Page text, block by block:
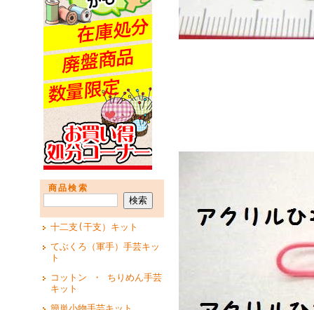
商品検索
十二支(干支）キット
てぶくろ（軍手）手芸キッ
ト
コットン ・ ちりめん手芸
キット